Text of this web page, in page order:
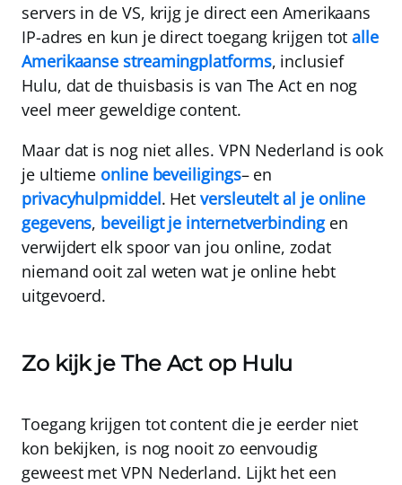
servers in de VS, krijg je direct een Amerikaans
IP-adres en kun je direct toegang krijgen totalle
Amerikaanse streamingplatforms, inclusief
Hulu, dat de thuisbasis is van The Act en nog
veel meer geweldige content.
Maar dat is nog niet alles. VPN Nederland is ook
je ultieme online beveiligings– en
privacyhulpmiddel. Hetversleutelt al je online
gegevens, beveiligt je internetverbindingen
verwijdert elk spoor van jou online, zodat
niemand ooit zal weten wat je online hebt
uitgevoerd.
Zo kijk je The Act op Hulu
Toegang krijgen tot content die je eerder niet
kon bekijken, is nog nooit zo eenvoudig
geweest met VPN Nederland. Lijkt het een